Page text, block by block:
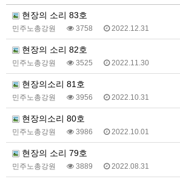
현장의 소리 83호
민주노총강원 3758 2022.12.31
현장의 소리 82호
민주노총강원 3525 2022.11.30
현장의소리 81호
민주노총강원 3956 2022.10.31
현장의소리 80호
민주노총강원 3986 2022.10.01
현장의 소리 79호
민주노총강원 3889 2022.08.31